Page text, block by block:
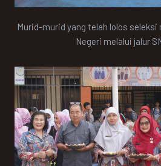
Murid-murid yang telah lolos seleksi
Negeri melalui jalur